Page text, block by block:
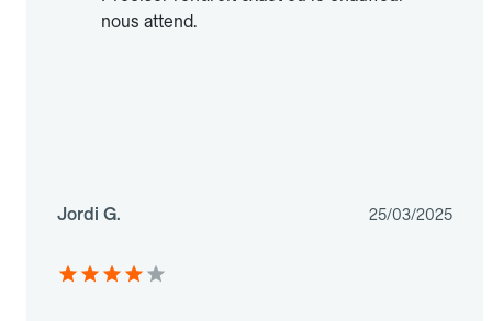
nous attend.
Jordi G. 25/03/2025